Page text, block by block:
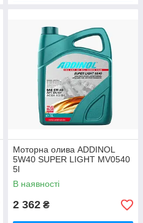
Моторна олива ADDINOL
5W40 SUPER LIGHT MV0540
5l
В наявності
2 362 ₴